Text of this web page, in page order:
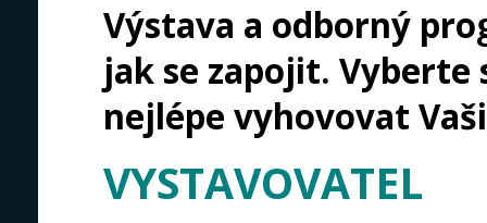
Výstava a odborný
jak se zapojit.
nejlépe vyhovovat
VYSTAVOVATEL